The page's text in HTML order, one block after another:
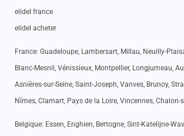
elidel france
elidel acheter
France: Guadeloupe, Lambersart, Millau, Neuilly-
Blanc-Mesnil, Vénissieux, Montpellier, Longjumeau,
Asnières-sur-Seine, Saint-Joseph, Vanves, Brunoy,
Nîmes, Clamart, Pays de la Loire, Vincennes, Chalon-
Belgique: Essen, Enghien, Bertogne, Sint-Katelijne-